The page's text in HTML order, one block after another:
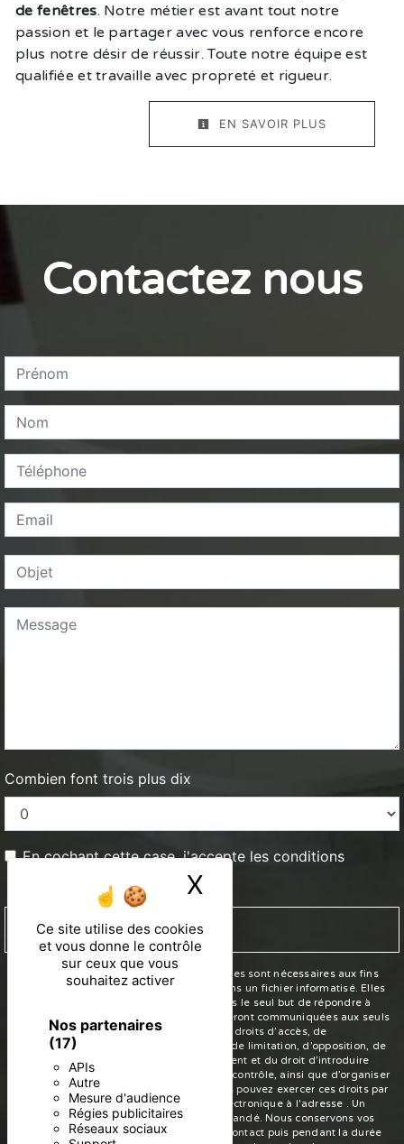
Ce site utilise des cookies
et vous donne le contrôle
sur ceux que vous
souhaitez activer
Nos partenaires
(17)
APIs
Autre
Mesure d'audience
Régies publicitaires
Réseaux sociaux
X
de fenêtres. Notre métier est avant tout notre
passion et le partager avec vous renforce encore
plus notre désir de réussir. Toute notre équipe est
qualifiée et travaille avec propreté et rigueur.
EN SAVOIR PLUS
Contactez nous
Combien font trois plus dix
En cochant cette case, j'accepte les conditions
particulières ci-dessous **
ENVOYER
** Les données personnelles communiquées sont nécessaires aux fins
de vous contacter et sont enregistrées dans un fichier informatisé. Elles
sont destinées à et ses sous-traitants dans le seul but de répondre à
votre message. Les données collectées seront communiquées aux seuls
destinataires suivants: . Vous disposez de droits d’accès, de
rectification, d’effacement, de portabilité, de limitation, d’opposition, de
retrait de votre consentement à tout moment et du droit d’introduire
une réclamation auprès d’une autorité de contrôle, ainsi que d’organiser
le sort de vos données post-mortem. Vous pouvez exercer ces droits par
voie postale à l'adresse ou par courrier électronique à l'adresse . Un
justificatif d'identité pourra vous être demandé. Nous conservons vos
données pendant la période de prise de contact puis pendant la durée